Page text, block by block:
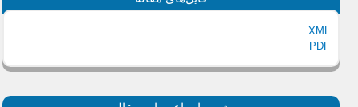
XML
PDF